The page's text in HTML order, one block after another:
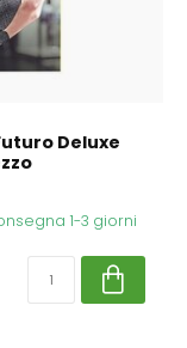
Deluxe
1-3 giorni